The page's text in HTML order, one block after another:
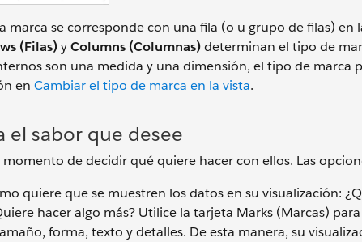
marca se corresponde con una fila (o u grupo de filas) en
(Filas)yColumns (Columnas)determinan el tipo de
son una medida y una dimensión, el tipo de marca
en Cambiar el tipo de marca en la vista.
el sabor que desee
de decidir qué quiere hacer con ellos. Las
quiere que se muestren los datos en su visualización:
hacer algo más? Utilice la tarjeta Marks (Marcas)
forma, texto y detalles. De esta manera, su